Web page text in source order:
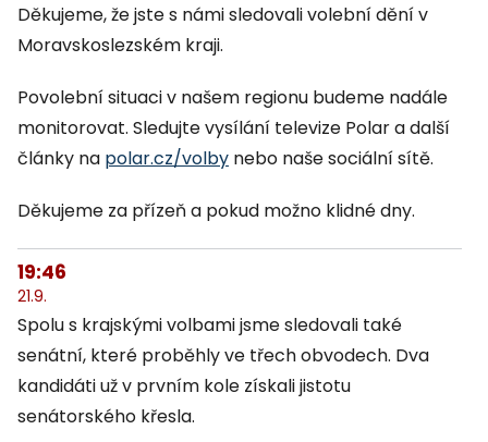
Děkujeme, že jste s námi sledovali volební dění v
Moravskoslezském kraji.
Povolební situaci v našem regionu budeme nadále
monitorovat. Sledujte vysílání televize Polar a další
články na polar.cz/volby nebo naše sociální sítě.
Děkujeme za přízeň a pokud možno klidné dny.
19:46
21.9.
Spolu s krajskými volbami jsme sledovali také
senátní, které proběhly ve třech obvodech. Dva
kandidáti už v prvním kole získali jistotu
senátorského křesla.